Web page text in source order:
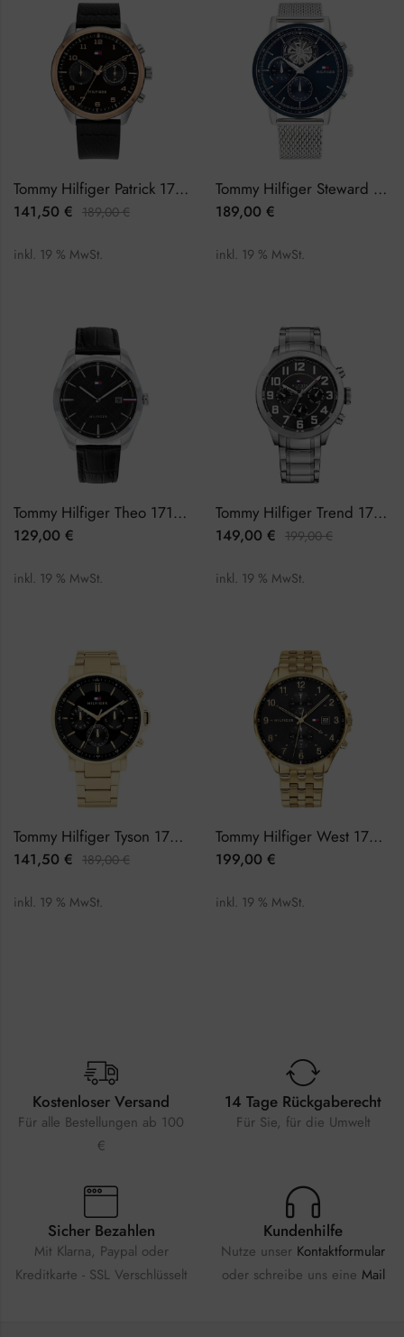
Tommy Hilfiger Patrick 1791786 Herrenuhr
141,50 € 189,00€
inkl. 19 % MwSt.
Tommy Hilfiger Steward 1710609 Herrenuhr
189,00 €
inkl. 19 % MwSt.
Tommy Hilfiger Theo 1710439 Herrenuhr
129,00 €
inkl. 19 % MwSt.
Tommy Hilfiger Trend 1791054 Herrenuhr
149,00 € 199,00€
inkl. 19 % MwSt.
Tommy Hilfiger Tyson 1710589 Herrenuhr
141,50 € 189,00€
inkl. 19 % MwSt.
Tommy Hilfiger West 1791708 Herrenuhr
199,00 €
inkl. 19 % MwSt.
Kostenloser Versand
Für alle Bestellungen ab 100
€
14 Tage Rückgaberecht
Für Sie, für die Umwelt
Sicher Bezahlen
Mit Klarna, Paypal oder
Kreditkarte - SSL Verschlüsselt
Kundenhilfe
Nutze unser Kontaktformular
oder schreibe uns eine Mail